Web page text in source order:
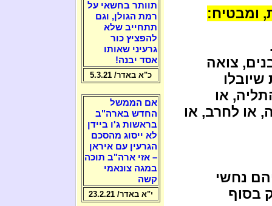
ומבטיח:
צואה
או
או לחרב, או
נחשי
בסוף
תוותר בחשאי על
רמת הגולן, וגם
תתחייב שלא
להפציץ כור
גרעיני שאותו
אסד יבנה!
כ"א באדר/ 5.3.21
אם הממשל
החדש בארה"ב
בראשות ג'ו ביידן
לא ייסוג מהסכם
הגרעין עם איראן
– אזי ארה"ב תוכה
במגה צונאמי
קשה
י"א באדר/ 23.2.21